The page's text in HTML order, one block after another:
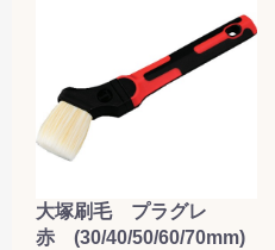
大塚刷毛 プラグレ
赤 (30/40/50/60/70mm)